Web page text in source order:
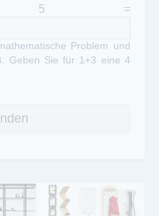
5 =
Problem und
Geben Sie für 1+3 eine 4